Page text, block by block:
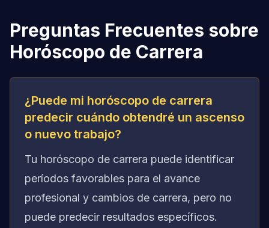
Preguntas Frecuentes sobre
Horóscopo de Carrera
¿Puede mi horóscopo de carrera
predecir cuándo obtendré un ascenso
o nuevo trabajo?
Tu horóscopo de carrera puede identificar
períodos favorables para el avance
profesional y cambios de carrera, pero no
puede predecir resultados específicos.